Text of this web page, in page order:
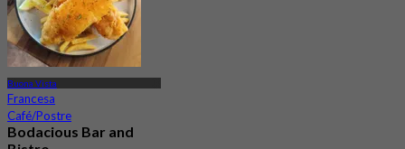
Buona Vista
Francesa
Café/Postre
Bodacious Bar and